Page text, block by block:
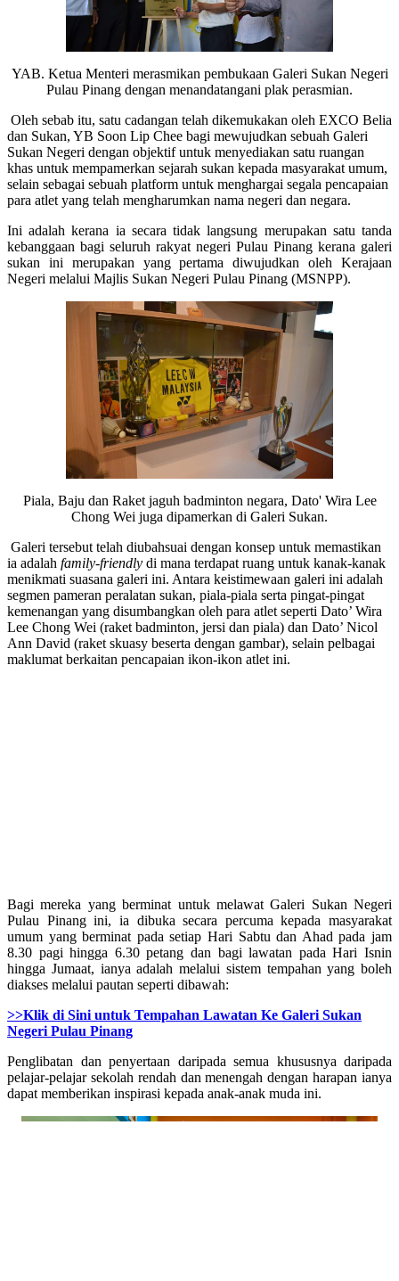
YAB. Ketua Menteri merasmikan pembukaan Galeri Sukan Negeri
Pulau Pinang dengan menandatangani plak perasmian.
Oleh sebab itu, satu cadangan telah dikemukakan oleh EXCO Belia
dan Sukan, YB Soon Lip Chee bagi mewujudkan sebuah Galeri
Sukan Negeri dengan objektif untuk menyediakan satu ruangan
khas untuk mempamerkan sejarah sukan kepada masyarakat umum,
selain sebagai sebuah platform untuk menghargai segala pencapaian
para atlet yang telah mengharumkan nama negeri dan negara.
Ini adalah kerana ia secara tidak langsung merupakan satu tanda
kebanggaan bagi seluruh rakyat negeri Pulau Pinang kerana galeri
sukan ini merupakan yang pertama diwujudkan oleh Kerajaan
Negeri melalui Majlis Sukan Negeri Pulau Pinang (MSNPP).
Piala, Baju dan Raket jaguh badminton negara, Dato' Wira Lee
Chong Wei juga dipamerkan di Galeri Sukan.
Galeri tersebut telah diubahsuai dengan konsep untuk memastikan
ia adalah family-friendly di mana terdapat ruang untuk kanak-kanak
menikmati suasana galeri ini. Antara keistimewaan galeri ini adalah
segmen pameran peralatan sukan, piala-piala serta pingat-pingat
kemenangan yang disumbangkan oleh para atlet seperti Dato’ Wira
Lee Chong Wei (raket badminton, jersi dan piala) dan Dato’ Nicol
Ann David (raket skuasy beserta dengan gambar), selain pelbagai
maklumat berkaitan pencapaian ikon-ikon atlet ini.
Bagi mereka yang berminat untuk melawat Galeri Sukan Negeri
Pulau Pinang ini, ia dibuka secara percuma kepada masyarakat
umum yang berminat pada setiap Hari Sabtu dan Ahad pada jam
8.30 pagi hingga 6.30 petang dan bagi lawatan pada Hari Isnin
hingga Jumaat, ianya adalah melalui sistem tempahan yang boleh
diakses melalui pautan seperti dibawah:
>>Klik di Sini untuk Tempahan Lawatan Ke Galeri Sukan
Negeri Pulau Pinang
Penglibatan dan penyertaan daripada semua khususnya daripada
pelajar-pelajar sekolah rendah dan menengah dengan harapan ianya
dapat memberikan inspirasi kepada anak-anak muda ini.